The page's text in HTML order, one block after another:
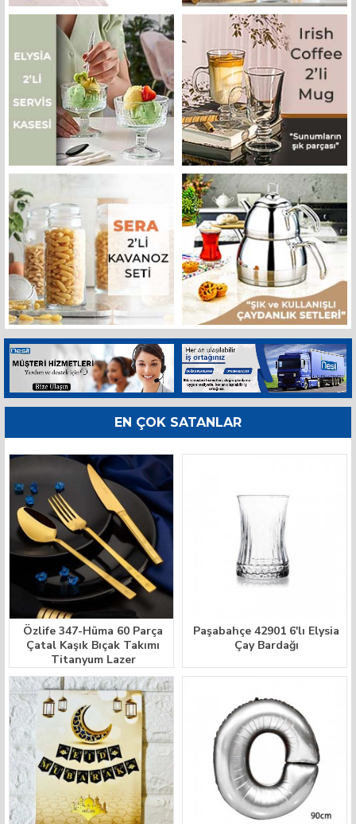
EN ÇOK SATANLAR
Özlife 347-Hüma 60 Parça
Çatal Kaşık Bıçak Takımı
Titanyum Lazer
Paşabahçe 42901 6'lı Elysia
Çay Bardağı